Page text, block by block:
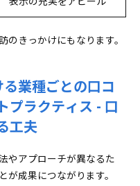
きっかけにもなります。
業種ごとの口コ
プラクティス - 口
工夫
やアプローチが異なるた
成果につながります。